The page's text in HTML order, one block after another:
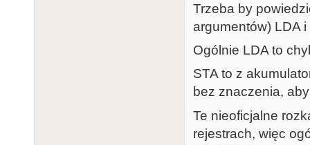
Trzeba by
argumentów) LDA i
Ogólnie LDA to
STA to z
bez znaczenia,
Te nieoficjalne
rejestrach, więc